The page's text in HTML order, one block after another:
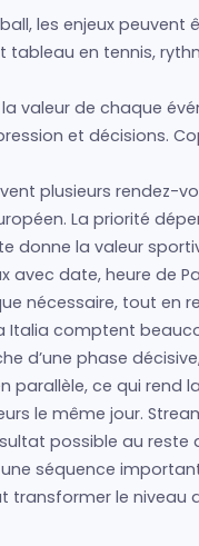
les enjeux peuvent
tableau en tennis,
valeur de chaque
et décisions.
plusieurs rendez-
La priorité
donne la valeur
avec date, heure de
nécessaire, tout en
comptent
d’une phase
parallèle, ce qui
le même jour.
possible au
séquence
le niveau